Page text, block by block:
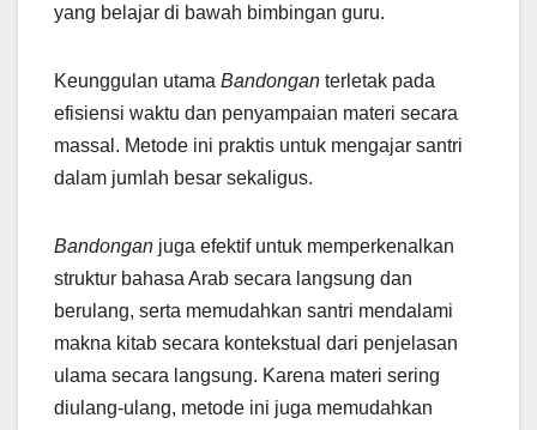
yang belajar di bawah bimbingan guru.
Keunggulan utama Bandongan terletak pada
efisiensi waktu dan penyampaian materi secara
massal. Metode ini praktis untuk mengajar santri
dalam jumlah besar sekaligus.
Bandongan juga efektif untuk memperkenalkan
struktur bahasa Arab secara langsung dan
berulang, serta memudahkan santri mendalami
makna kitab secara kontekstual dari penjelasan
ulama secara langsung. Karena materi sering
diulang-ulang, metode ini juga memudahkan